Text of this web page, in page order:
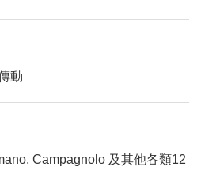
動
Campagnolo 及其他各類12